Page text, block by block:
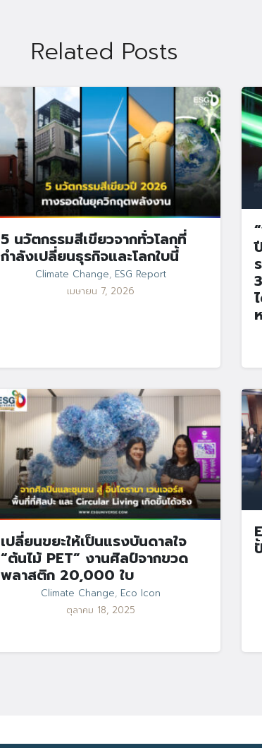
Related Posts
5 นวัตกรรมสีเขียวจากทั่วโลกที่
กำลังเปลี่ยนธุรกิจและโลกใบนี้
Climate Change, ESG Report
เมษายน 7, 2026
เปลี่ยนขยะให้เป็นแรงบันดาลใจ
“ต้นไม้ PET” งานศิลป์จากขวด
พลาสติก 20,000 ใบ
Climate Change, Eco Icon
ตุลาคม 18, 2025